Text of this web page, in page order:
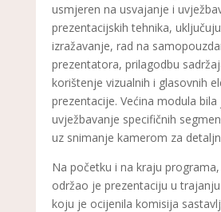
usmjeren na usvajanje i
prezentacijskih tehnika,
izražavanje, rad na
prezentatora, prilagodbu
korištenje vizualnih i glasovnih
prezentacije. Većina modula
uvježbavanje specifičnih
uz snimanje kamerom za
Na početku i na kraju
održao je prezentaciju u
koju je ocijenila komisija